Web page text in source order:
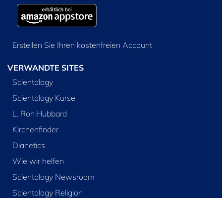
Erstellen Sie Ihren kostenfreien Account
VERWANDTE SITES
Scientology
Scientology Kurse
L. Ron Hubbard
Kirchenfinder
Dianetics
Wie wir helfen
Scientology Newsroom
Scientology Religion